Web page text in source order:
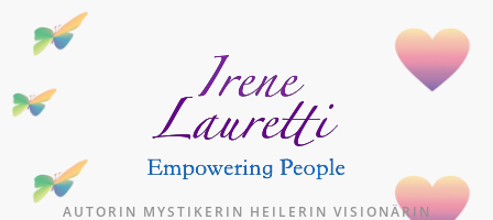
Inhalt
AUTORIN MYSTIKERIN HEILERIN VISIONÄRIN